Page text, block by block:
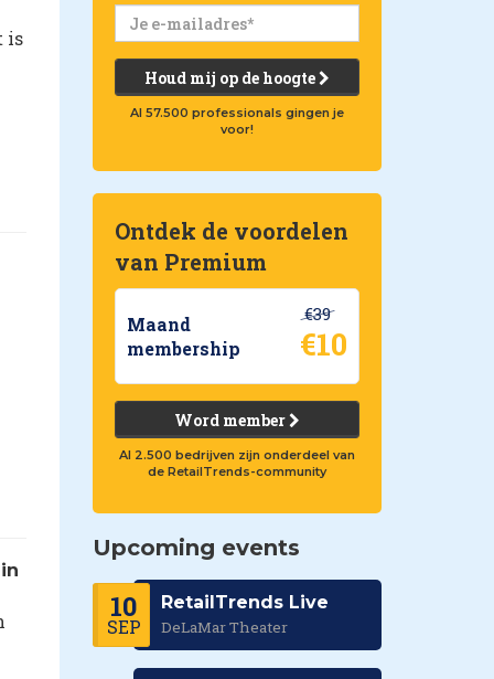
is
Houd mij op de hoogte
Al 57.500 professionals gingen je
voor!
Ontdek de voordelen
van Premium
Maand
membership
€39
€10
Word member
Al 2.500 bedrijven zijn onderdeel van
de RetailTrends-community
Upcoming events
10
SEP
RetailTrends Live
DeLaMar Theater